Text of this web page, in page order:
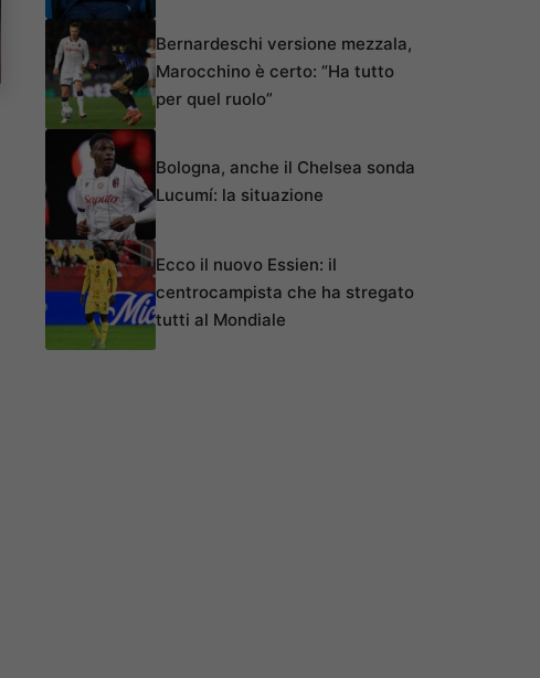
Bernardeschi versione mezzala,
Marocchino è certo: “Ha tutto
per quel ruolo”
Bologna, anche il Chelsea sonda
Lucumí: la situazione
Ecco il nuovo Essien: il
centrocampista che ha stregato
tutti al Mondiale